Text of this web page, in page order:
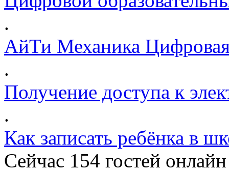
.
АйТи Механика
.
Получение доступа к
.
Как записать ребёнка в
Сейчас 154 гостей онлайн